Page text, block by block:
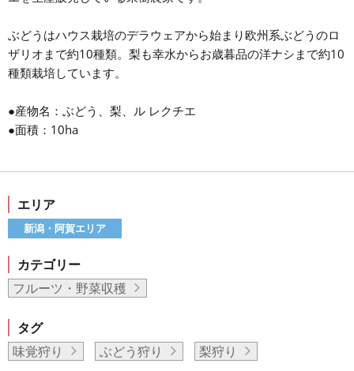
ぶどうはハウス栽培のデラウェアから始まり欧州系ぶどうのロ
ザリオまで約10種類。梨も幸水からお歳暮品の洋ナシまで約10
種類栽培しています。
●産物名：ぶどう、梨、ル レクチエ
●面積：10ha
エリア
新潟・阿賀エリア
カテゴリー
フルーツ・野菜収穫
タグ
味覚狩り
ぶどう狩り 梨狩り